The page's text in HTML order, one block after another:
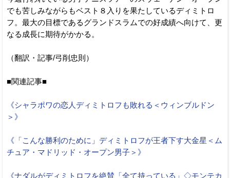
でも苦しみながらもベスト８入りを果たしているディミトロ
フ。最大の目標であるグランドスラムでの好成績へ向けて、更
なる成長に期待がかかる。
（翻訳・記事/弓削忠則）
■関連記事■
《シャラポワの恋人ディミトロフも敗れる＜ウィンブルドン
＞》
《「こんな勝利のために」ディミトロフが王者下す大金星＜ム
チュア・マドリッド・オープン男子＞》
《ナダルがディミトロフを絶賛「全て持っている」◇モンテカ